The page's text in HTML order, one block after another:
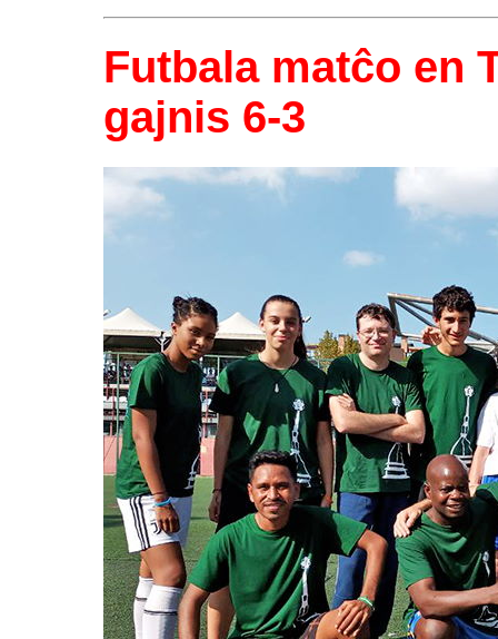
Futbala matĉo en
gajnis 6-3